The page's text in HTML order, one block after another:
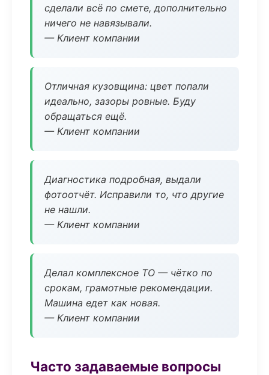
сделали всё по смете, дополнительно
ничего не навязывали.
— Клиент компании
Отличная кузовщина: цвет попали
идеально, зазоры ровные. Буду
обращаться ещё.
— Клиент компании
Диагностика подробная, выдали
фотоотчёт. Исправили то, что другие
не нашли.
— Клиент компании
Делал комплексное ТО — чётко по
срокам, грамотные рекомендации.
Машина едет как новая.
— Клиент компании
Часто задаваемые вопросы